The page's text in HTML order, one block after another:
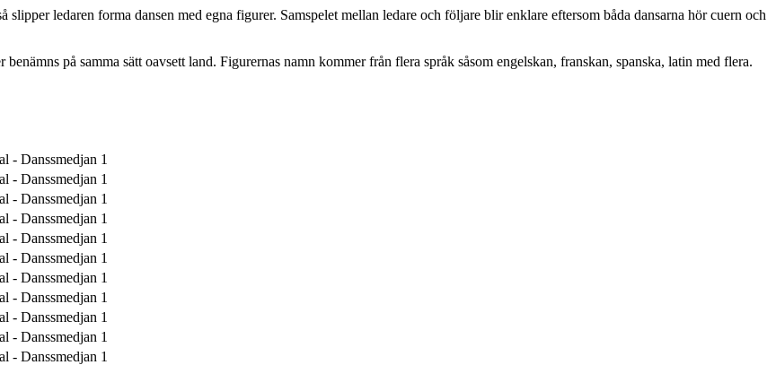
ledaren forma dansen med egna figurer. Samspelet mellan ledare och följare blir enklare eftersom båda dansarna hör cuern och
på samma sätt oavsett land. Figurernas namn kommer från flera språk såsom engelskan, franskan, spanska, latin med flera.
- Danssmedjan 1
- Danssmedjan 1
- Danssmedjan 1
- Danssmedjan 1
- Danssmedjan 1
- Danssmedjan 1
- Danssmedjan 1
- Danssmedjan 1
- Danssmedjan 1
- Danssmedjan 1
- Danssmedjan 1